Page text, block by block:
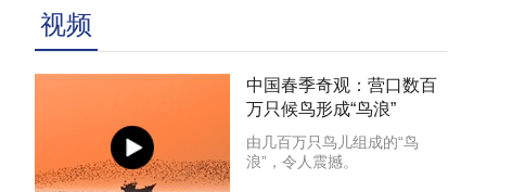
视频
中国春季奇观：营口数百
万只候鸟形成“鸟浪”
由几百万只鸟儿组成的“鸟
浪”，令人震撼。